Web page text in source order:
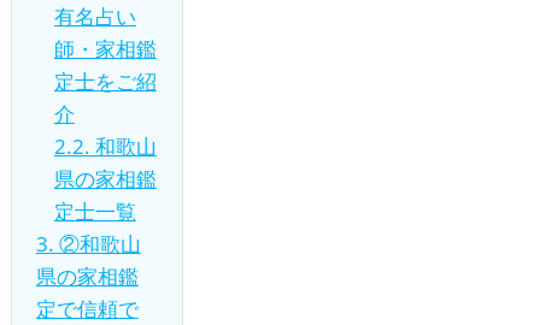
有名占い
師・家相鑑
定士をご紹
介
2.2. 和歌山
県の家相鑑
定士一覧
3. ②和歌山
県の家相鑑
定で信頼で